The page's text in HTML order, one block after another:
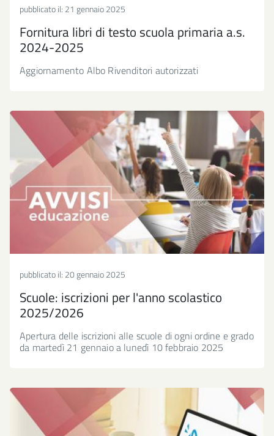
pubblicato il: 21 gennaio 2025
Fornitura libri di testo scuola primaria a.s.
2024-2025
Aggiornamento Albo Rivenditori autorizzati
pubblicato il: 20 gennaio 2025
Scuole: iscrizioni per l'anno scolastico
2025/2026
Apertura delle iscrizioni alle scuole di ogni ordine e grado
da martedì 21 gennaio a lunedì 10 febbraio 2025